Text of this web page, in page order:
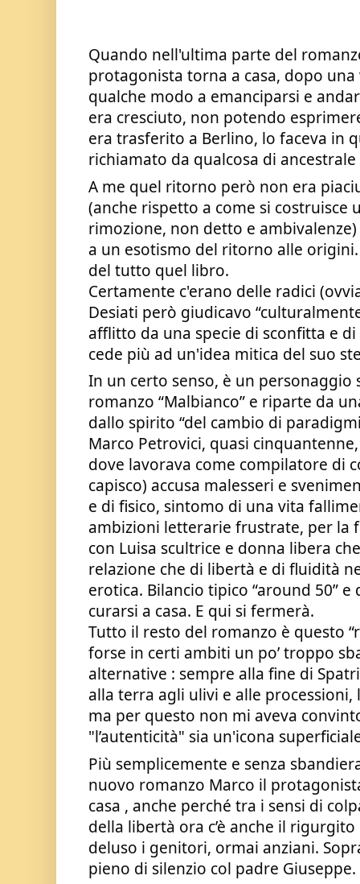
Quando nell'ultima parte del
protagonista torna a casa, dopo
qualche modo a emanciparsi e
era cresciuto, non potendo
era trasferito a Berlino, lo faceva in
richiamato da qualcosa di ancestrale
A me quel ritorno però non era
(anche rispetto a come si costruisce
rimozione, non detto e
a un esotismo del ritorno alle
del tutto quel libro.
Certamente c'erano delle radici
Desiati però giudicavo
afflitto da una specie di sconfitta e
cede più ad un'idea mitica del suo
In un certo senso, è un personaggio
romanzo “Malbianco” e riparte da
dallo spirito “del cambio di
Marco Petrovici, quasi
dove lavorava come compilatore di
capisco) accusa malesseri e
e di fisico, sintomo di una vita
ambizioni letterarie frustrate, per la
con Luisa scultrice e donna libera
relazione che di libertà e di fluidità
erotica. Bilancio tipico “around 50”
curarsi a casa. E qui si fermerà.
Tutto il resto del romanzo è questo
forse in certi ambiti un po’ troppo
alternative : sempre alla fine di
alla terra agli ulivi e alle
ma per questo non mi aveva
"l’autenticità" sia un'icona
Più semplicemente e senza
nuovo romanzo Marco il
casa , anche perché tra i sensi di
della libertà ora c’è anche il
deluso i genitori, ormai anziani.
pieno di silenzio col padre Giuseppe.